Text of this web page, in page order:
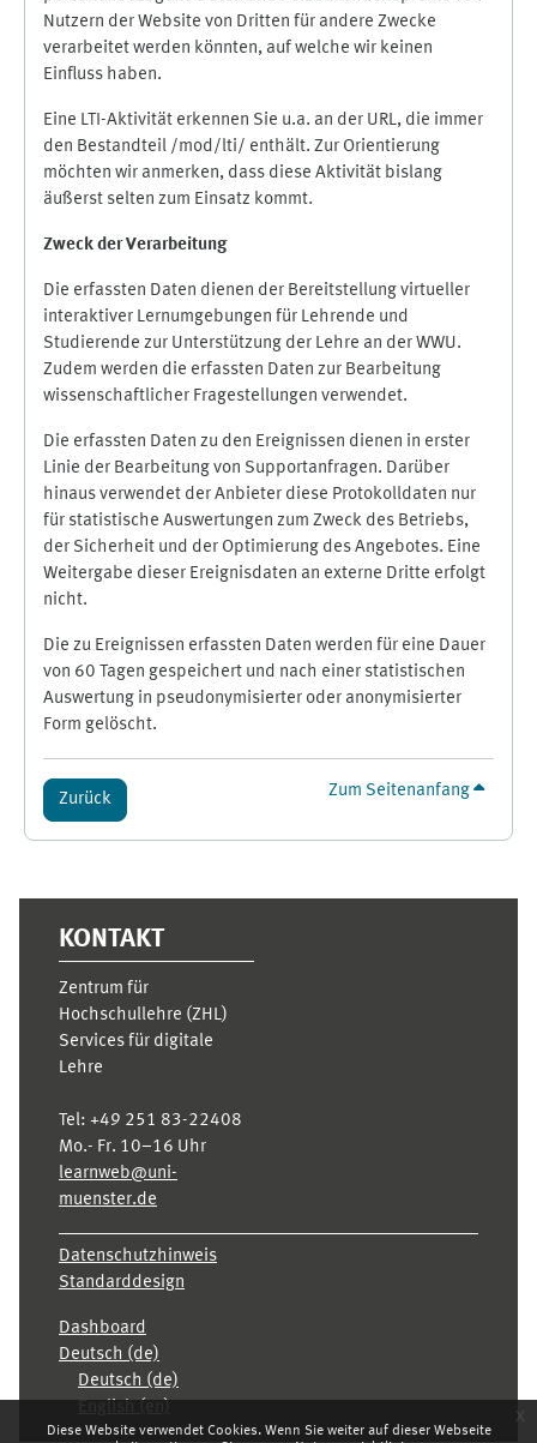
Diese Website verwendet Cookies. Wenn Sie weiter auf dieser Webseite
x
Nutzern der Website von Dritten für andere Zwecke
verarbeitet werden könnten, auf welche wir keinen
Einfluss haben.
Eine LTI-Aktivität erkennen Sie u.a. an der URL, die immer
den Bestandteil /mod/lti/ enthält. Zur Orientierung
möchten wir anmerken, dass diese Aktivität bislang
äußerst selten zum Einsatz kommt.
Zweck der Verarbeitung
Die erfassten Daten dienen der Bereitstellung virtueller
interaktiver Lernumgebungen für Lehrende und
Studierende zur Unterstützung der Lehre an der WWU.
Zudem werden die erfassten Daten zur Bearbeitung
wissenschaftlicher Fragestellungen verwendet.
Die erfassten Daten zu den Ereignissen dienen in erster
Linie der Bearbeitung von Supportanfragen. Darüber
hinaus verwendet der Anbieter diese Protokolldaten nur
für statistische Auswertungen zum Zweck des Betriebs,
der Sicherheit und der Optimierung des Angebotes. Eine
Weitergabe dieser Ereignisdaten an externe Dritte erfolgt
nicht.
Die zu Ereignissen erfassten Daten werden für eine Dauer
von 60 Tagen gespeichert und nach einer statistischen
Auswertung in pseudonymisierter oder anonymisierter
Form gelöscht.
Zurück Zum Seitenanfang
KONTAKT
Zentrum für
Hochschullehre (ZHL)
Services für digitale
Lehre
Tel: +49 251 83-22408
Mo.- Fr. 10–16 Uhr
learnweb@uni-
muenster.de
Datenschutzhinweis
Standarddesign
Dashboard
Deutsch ‎(de)‎
Deutsch ‎(de)‎